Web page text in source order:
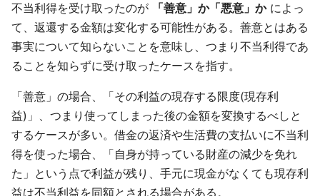
不当利得を受け取ったのが 「善意」か「悪意」かによっ
て、返還する金額は変化する可能性がある。善意とはある
事実について知らないことを意味し、つまり不当利得であ
ることを知らずに受け取ったケースを指す。
「善意」の場合、「その利益の現存する限度(現存利
益)」、つまり使ってしまった後の金額を変換するべしと
するケースが多い。借金の返済や生活費の支払いに不当利
得を使った場合、「自身が持っている財産の減少を免れ
た」という点で利益が残り、手元に現金がなくても現存利
益は不当利益を同額とされる場合がある。